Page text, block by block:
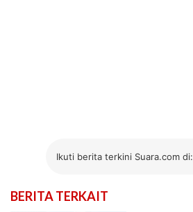
Ikuti berita terkini Suara.com di:
BERITA TERKAIT